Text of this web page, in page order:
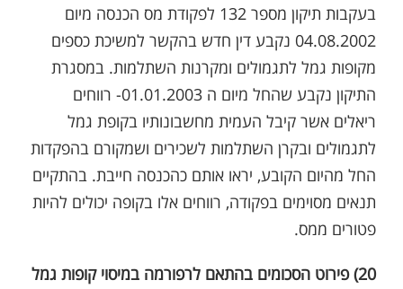
בעקבות תיקון מספר 132 לפקודת מס הכנסה מיום
04.08.2002 נקבע דין חדש בהקשר למשיכת כספים
מקופות גמל לתגמולים ומקרנות השתלמות. במסגרת
התיקון נקבע שהחל מיום ה 01.01.2003- רווחים
ריאלים אשר קיבל העמית מחשבונותיו בקופת גמל
לתגמולים ובקרן השתלמות לשכירים ושמקורם בהפקדות
החל מהיום הקובע, יראו אותם כהכנסה חייבת. בהתקיים
תנאים מסוימים בפקודה, רווחים אלו בקופה יכולים להיות
פטורים ממס.
20) פירוט הסכומים בהתאם לרפורמה במיסוי קופות גמל